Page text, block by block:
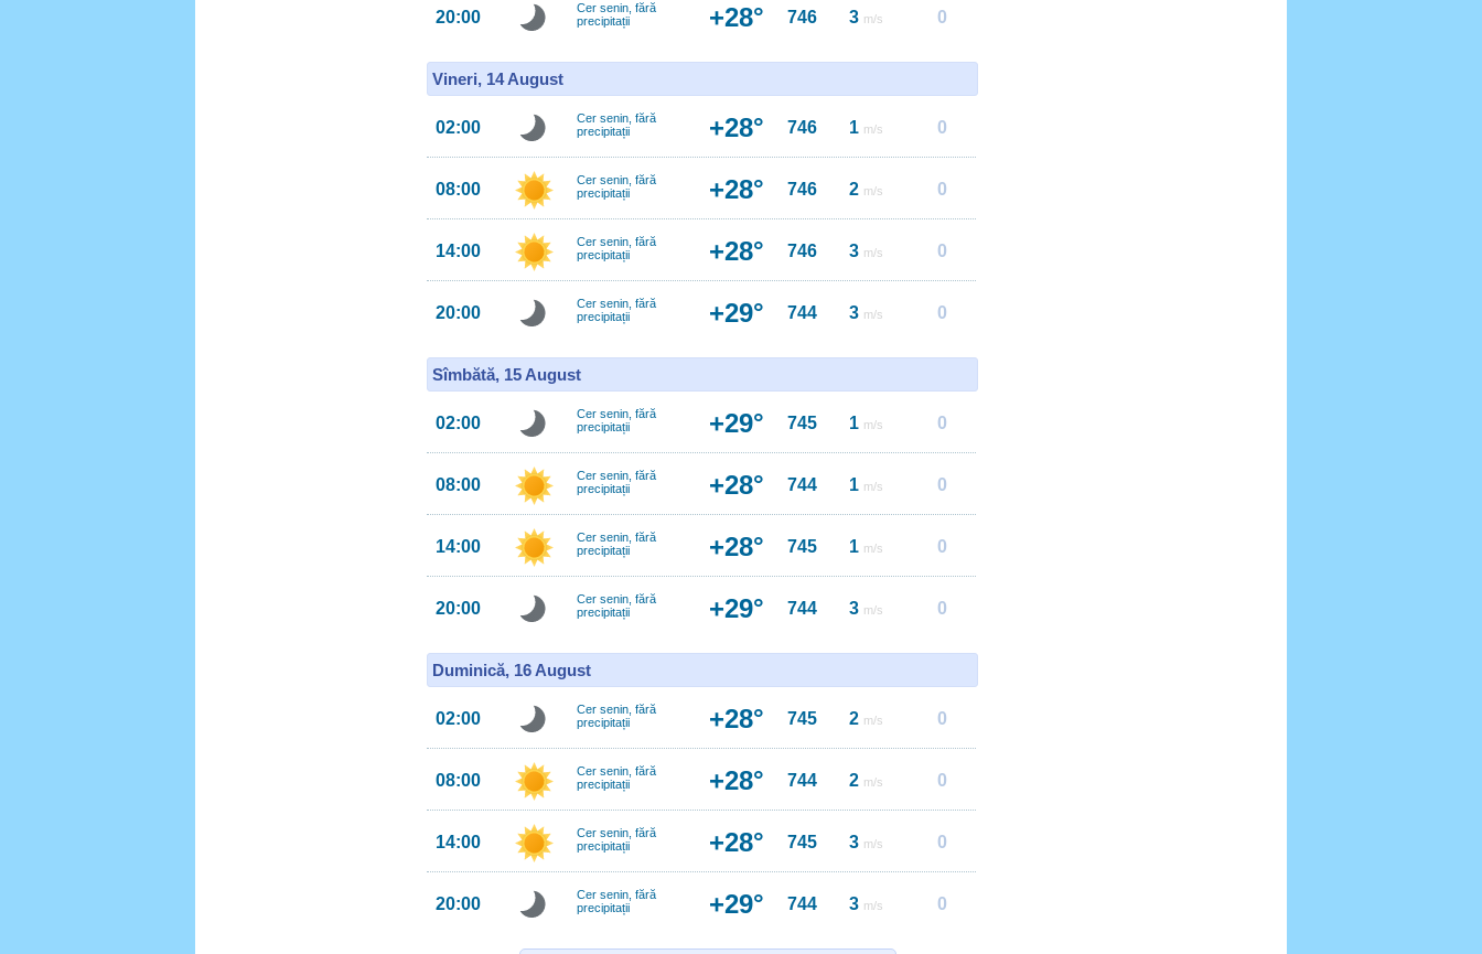
20:00
Cer senin, fără
precipitații
+28° 746 3 m/s 0
Vineri, 14 August
02:00
Cer senin, fără
precipitații
+28° 746 1 m/s 0
08:00
Cer senin, fără
precipitații
+28° 746 2 m/s 0
14:00
Cer senin, fără
precipitații
+28° 746 3 m/s 0
20:00
Cer senin, fără
precipitații
+29° 744 3 m/s 0
Sîmbătă, 15 August
02:00
Cer senin, fără
precipitații
+29° 745 1 m/s 0
08:00
Cer senin, fără
precipitații
+28° 744 1 m/s 0
14:00
Cer senin, fără
precipitații
+28° 745 1 m/s 0
20:00
Cer senin, fără
precipitații
+29° 744 3 m/s 0
Duminică, 16 August
02:00
Cer senin, fără
precipitații
+28° 745 2 m/s 0
08:00
Cer senin, fără
precipitații
+28° 744 2 m/s 0
14:00
Cer senin, fără
precipitații
+28° 745 3 m/s 0
20:00
Cer senin, fără
precipitații
+29° 744 3 m/s 0